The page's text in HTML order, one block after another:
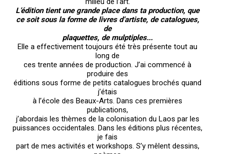
L’édition tient une grande place dans ta production, que
ce soit sous la forme de livres d’artiste, de catalogues,
de
plaquettes, de mulptiples...
Elle a effectivement toujours été très présente tout au
long de
ces trente années de production. J’ai commencé à
produire des
éditions sous forme de petits catalogues brochés quand
j’étais
à l’école des Beaux-Arts. Dans ces premières
publications,
j’abordais les thèmes de la colonisation du Laos par les
puissances occidentales. Dans les éditions plus récentes,
je fais
part de mes activités et workshops. S’y mêlent dessins,